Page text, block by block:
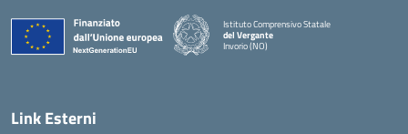
Istituto Comprensivo Statale
del Vergante
Invorio (NO)
Link Esterni